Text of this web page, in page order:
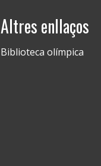
Altres enllaços
Biblioteca olímpica